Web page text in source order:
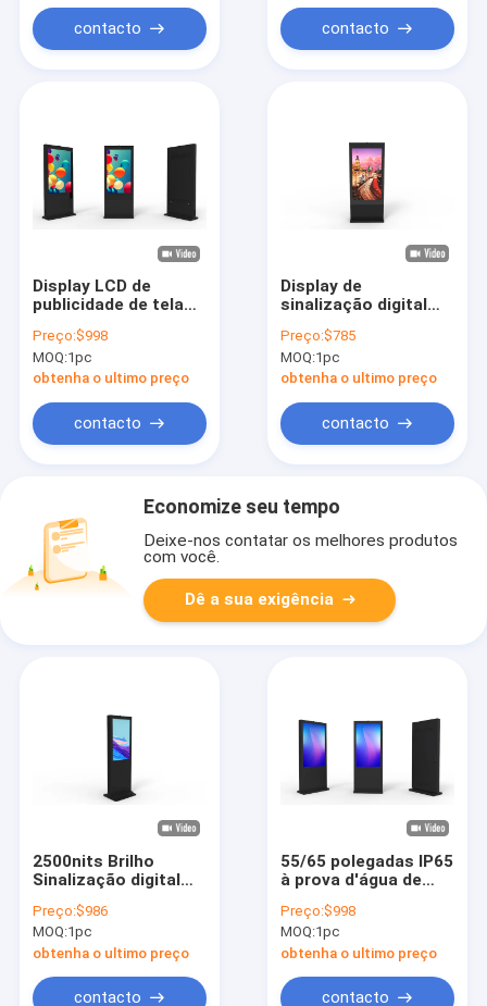
contacto
CPU Quad-core
Cortex-A17
contacto
Display LCD de
publicidade de tela
43 a 75 polegadas
com 2500 nits de
brilho e ângulo de
Preço:$998
MOQ:1pc
obtenha o ultimo preço
contacto
Display de
sinalização digital
4K com brilho de
2500 nits e tela de
publicidade LCD à
Preço:$785
MOQ:1pc
obtenha o ultimo preço
contacto
Economize seu tempo
Deixe-nos contatar os melhores produtos
com você.
Dê a sua exigência
2500nits Brilho
Sinalização digital
CPU Quad-core
Cortex-A17 e ângulo
de visão de 178°/178°
Preço:$986
MOQ:1pc
obtenha o ultimo preço
contacto
55/65 polegadas IP65
à prova d'água de
LCD externa com
display LCD de toque
de brilho de 2500
Cd/m²
Preço:$998
MOQ:1pc
obtenha o ultimo preço
contacto